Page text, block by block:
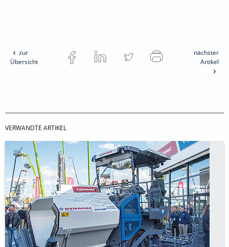
zur
Übersicht
nächster
Artikel
VERWANDTE ARTIKEL